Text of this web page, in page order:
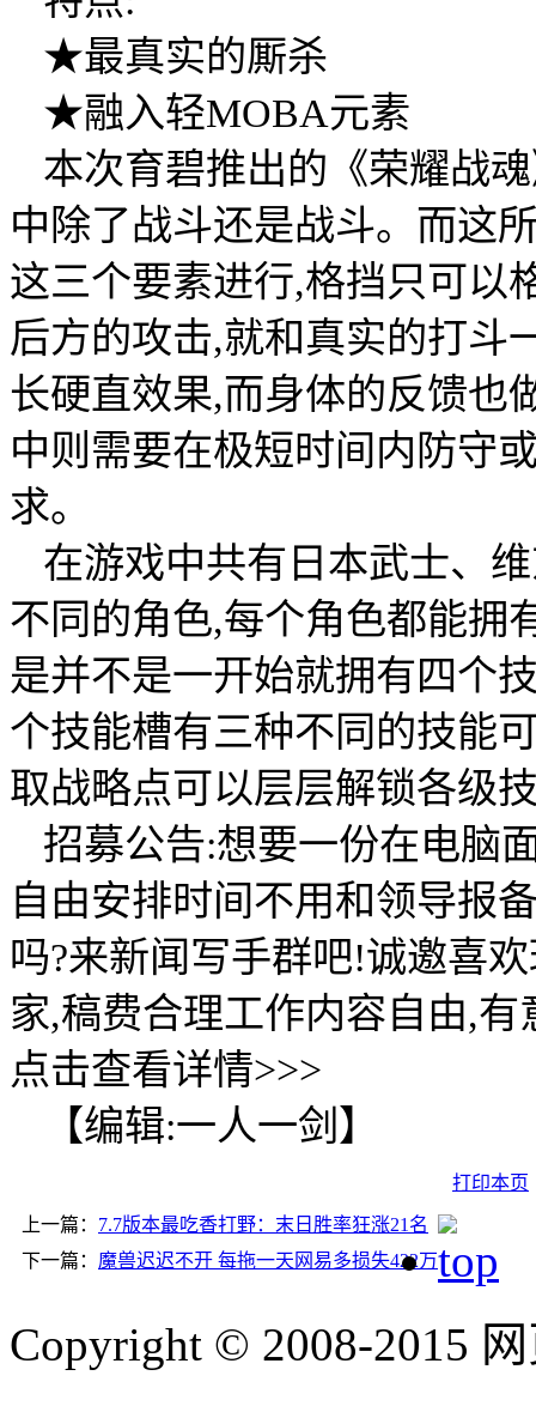
★最真实的厮杀
★融入轻MOBA元素
本次育碧推出的《荣耀战
中除了战斗还是战斗。而这
这三个要素进行,格挡只可以
后方的攻击,就和真实的打斗
长硬直效果,而身体的反馈也
中则需要在极短时间内防守
求。
在游戏中共有日本武士、
不同的角色,每个角色都能拥
是并不是一开始就拥有四个
个技能槽有三种不同的技能
取战略点可以层层解锁各级
招募公告:想要一份在电脑
自由安排时间不用和领导报
吗?来新闻写手群吧!诚邀喜
家,稿费合理工作内容自由,
点击查看详情>>>
【编辑:一人一剑】
打印本页
上一篇： 7.7版本最吃香打野：末日胜率狂涨21名
下一篇： 魔兽迟迟不开 每拖一天网易多损失422万
Copyright © 2008-2015